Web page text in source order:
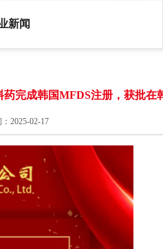
新闻
完成韩国MFDS注册，获批在
2025-02-17